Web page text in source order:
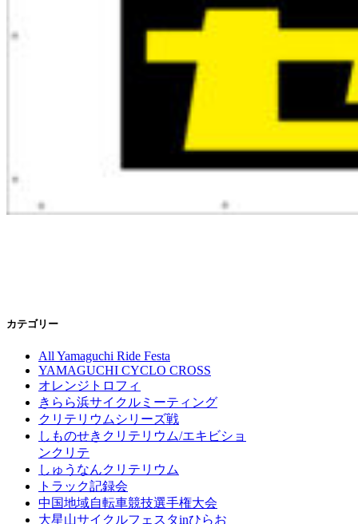
カテゴリー
All Yamaguchi Ride Festa
YAMAGUCHI CYCLO CROSS
オレンジトロフィ
きらら浜サイクルミーティング
クリテリウムシリーズ戦
しものせきクリテリウム/エキビショ
ンクリテ
しゅうなんクリテリウム
トラック記録会
中国地域自転車競技選手権大会
大星山サイクルフェスタinひらお